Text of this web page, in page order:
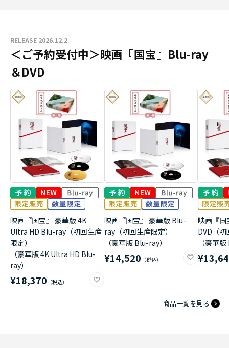
RELEASE 2026.12.2
＜ご予約受付中＞映画『国宝』Blu-ray
＆DVD
映画『国宝』 豪華版 4K
Ultra HD Blu-ray（初回生産
限定）
（豪華版 4K Ultra HD Blu-
ray）
¥18,370
映画『国宝』 豪華版 Blu-
ray（初回生産限定）
（豪華版 Blu-ray）
¥14,520
映画『国
DVD（
（豪華
商品一覧を見る